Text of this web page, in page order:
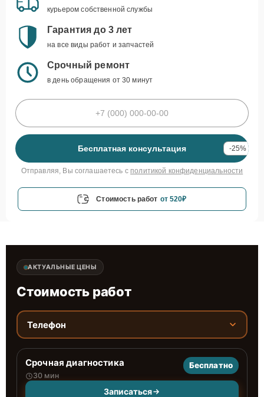
курьером собственной службы
Гарантия до 3 лет
на все виды работ и запчастей
Срочный ремонт
в день обращения от 30 минут
Бесплатная консультация -25%
Отправляя, Вы соглашаетесь с политикой конфиденциальности
Стоимость работ от 520₽
АКТУАЛЬНЫЕ ЦЕНЫ
Стоимость работ
Телефон
Срочная диагностика
30 мин
Бесплатно
Записаться